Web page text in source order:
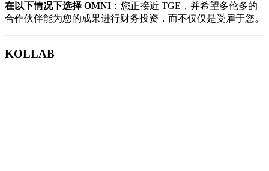
在以下情况下选择 OMNI ：您正接近 TGE，并希望多伦多的
合作伙伴能为您的成果进行财务投资，而不仅仅是受雇于您。
KOLLAB